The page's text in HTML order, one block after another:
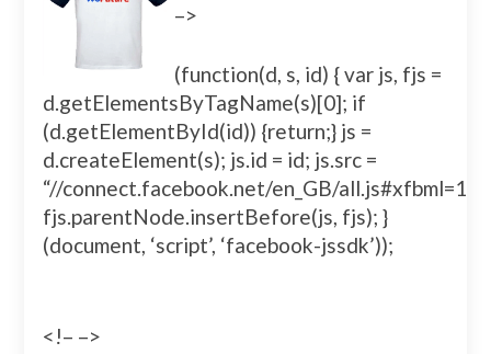
–>
(function(d, s, id) { var js, fjs =
d.getElementsByTagName(s)[0]; if
(d.getElementById(id)) {return;} js =
d.createElement(s); js.id = id; js.src =
“//connect.facebook.net/en_GB/
fjs.parentNode.insertBefore(js, fjs); }
(document, ‘script’, ‘facebook-jssdk’));
<!– –>